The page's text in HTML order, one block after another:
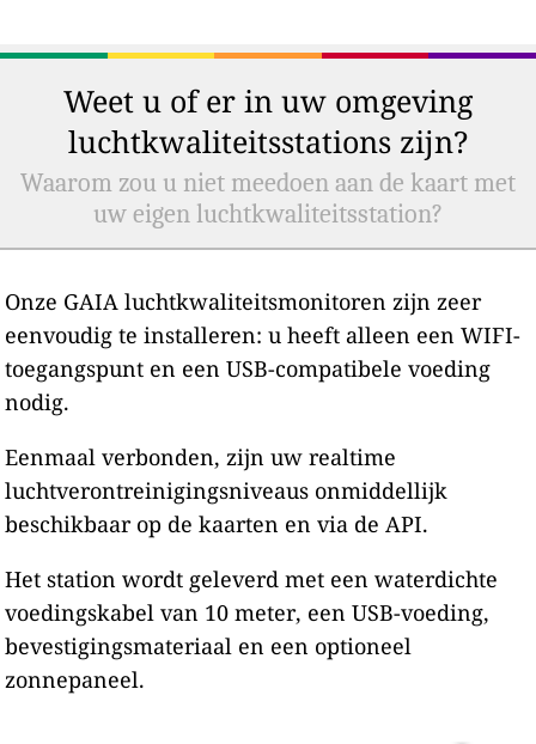
Weet u of er in uw omgeving
luchtkwaliteitsstations zijn?
Waarom zou u niet meedoen aan de kaart met
uw eigen luchtkwaliteitsstation?
Onze GAIA luchtkwaliteitsmonitoren zijn zeer
eenvoudig te installeren: u heeft alleen een WIFI-
toegangspunt en een USB-compatibele voeding
nodig.
Eenmaal verbonden, zijn uw realtime
luchtverontreinigingsniveaus onmiddellijk
beschikbaar op de kaarten en via de API.
Het station wordt geleverd met een waterdichte
voedingskabel van 10 meter, een USB-voeding,
bevestigingsmateriaal en een optioneel
zonnepaneel.